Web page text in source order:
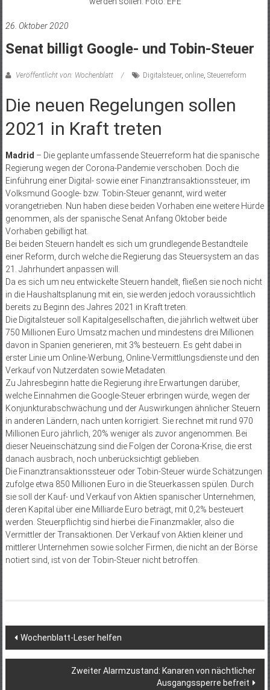
26. Oktober 2020
Senat billigt Google- und Tobin-Steuer
Veröffentlicht von: Wochenblatt Digitalsteuer, online, Steuerreform
Die neuen Regelungen sollen
2021 in Kraft treten
Madrid – Die geplante umfassende Steuerreform hat die spanische
Regierung wegen der Corona-Pandemie verschoben. Doch die
Einführung einer Digital- sowie einer Finanztransaktionssteuer, im
Volksmund Google- bzw. Tobin-Steuer genannt, wird weiter
vorangetrieben. Nun haben diese beiden Vorhaben eine weitere Hürde
genommen, als der spanische Senat Anfang Oktober beide
Vorhaben gebilligt hat.
Bei beiden Steuern handelt es sich um grundlegende Bestandteile
einer Reform, durch welche die Regierung das Steuersystem an das
21. Jahrhundert anpassen will.
Da es sich um neu entwickelte Steuern handelt, fließen sie noch nicht
in die Haushaltsplanung mit ein, sie werden jedoch voraussichtlich
bereits zu Beginn des Jahres 2021 in Kraft treten.
Die Digitalsteuer soll Kapitalgesellschaften, die jährlich weltweit über
750 Millionen Euro Umsatz machen und mindestens drei Millionen
davon in Spanien generieren, mit 3% besteuern. Es geht dabei in
erster Linie um Online-Werbung, Online-Vermittlungsdienste und den
Verkauf von Nutzerdaten sowie Metadaten.
Zu Jahresbeginn hatte die Regierung ihre Erwartungen darüber,
welche Einnahmen die Google-Steuer erbringen würde, wegen der
Konjunkturabschwächung und der Auswirkungen ähnlicher Steuern
in anderen Ländern, nach unten korrigiert. Sie rechnet mit rund 970
Millionen Euro jährlich, 20% weniger als zuvor angenommen. Bei
dieser Neueinschätzung sind die Folgen der Corona-Krise, die erst
danach ausbrach, noch unberücksichtigt geblieben.
Die Finanztransaktionssteuer oder Tobin-Steuer würde Schätzungen
zufolge etwa 850 Millionen Euro in die Steuerkassen spülen. Durch
sie soll der Kauf- und Verkauf von Aktien spanischer Unternehmen,
deren Kapital über eine Milliarde Euro beträgt, mit 0,2% besteuert
werden. Steuerpflichtig sind hierbei die Finanzmakler, also die
Vermittler der Transaktionen. Der Verkauf von Aktien kleiner und
mittlerer Unternehmen sowie solcher Firmen, die nicht an der Börse
notiert sind, ist von der Tobin-Steuer nicht betroffen.
Beitragsnavigation
Wochenblatt-Leser helfen
Zweiter Alarmzustand: Kanaren von nächtlicher
Ausgangssperre befreit